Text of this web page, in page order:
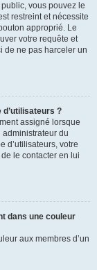
vous pouvez le
restreint et nécessite
approprié. Le
votre requête et
de ne pas harceler un
d’utilisateurs ?
assigné lorsque
administrateur du
d’utilisateurs, votre
le contacter en lui
dans une couleur
aux membres d’un